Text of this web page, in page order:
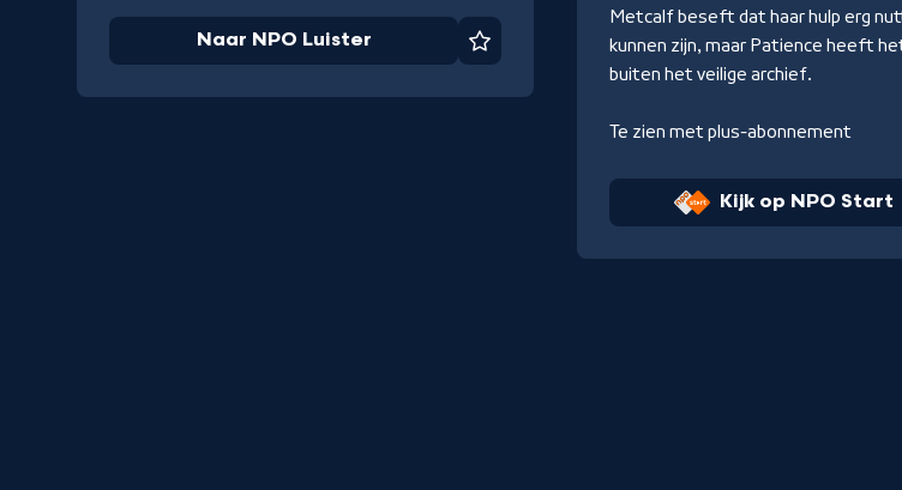
Naar NPO Luister Favoriet
Metcalf beseft dat haar hulp erg
kunnen zijn, maar Patience heeft
buiten het veilige archief.
Te zien met plus-abonnement
Kijk op NPO Start